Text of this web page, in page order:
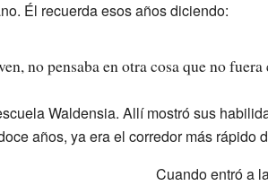
Él recuerda esos años diciendo:
no pensaba en otra cosa que no
Waldensia. Allí mostró sus
años, ya era el corredor más rápido
Cuando entró a